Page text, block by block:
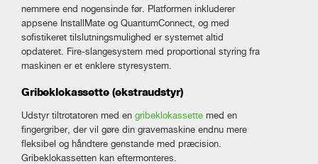
nemmere end nogensinde før. Platformen inkluderer
appsene InstallMate og QuantumConnect, og med
sofistikeret tilslutningsmulighed er systemet altid
opdateret. Fire-slangesystem med proportional styring fra
maskinen er et enklere styresystem.
Gribeklokassette (ekstraudstyr)
Udstyr tiltrotatoren med en gribeklokassette med en
fingergriber, der vil gøre din gravemaskine endnu mere
fleksibel og håndtere genstande med præcision.
Gribeklokassetten kan eftermonteres.